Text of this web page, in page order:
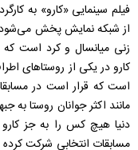
از شبکه نمایش پخش
زنی میانسال و کرد است
کارو در یکی از روستاهای
است که قرار است در
مانند اکثر جوانان روستا
دنیا هیچ کس را به جز
مسابقات انتخابی شرکت